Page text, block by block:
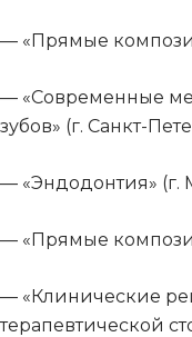
— «Прямые
— «Современные
зубов» (г. Санкт-
— «Эндодонтия» (г.
— «Прямые
— «Клинические
терапевтической